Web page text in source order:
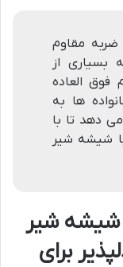
ضربه مقاوم
بسیاری از
فوق العاده
ها به
دهد تا با
شیشه شیر
شیشه شیر
برای